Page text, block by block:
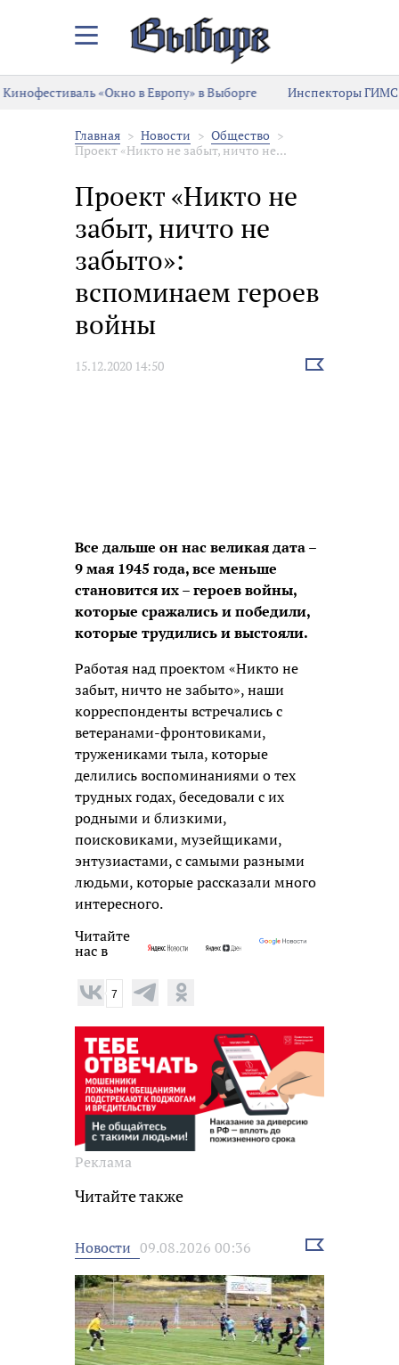
Закрыть/
меню
Кинофестиваль «Окно в Европу» в Выборге
Инспекторы ГИМС
Главная Новости
Общество
Проект «Никто не забыт, ничто не...
Проект «Никто не
забыт, ничто не
забыто»:
вспоминаем героев
войны
15.12.2020 14:50
Выбрать
Все дальше он нас великая дата –
9 мая 1945 года, все меньше
становится их – героев войны,
которые сражались и победили,
которые трудились и выстояли.
Работая над проектом «Никто не
забыт, ничто не забыто», наши
корреспонденты встречались с
ветеранами-фронтовиками,
тружениками тыла, которые
делились воспоминаниями о тех
трудных годах, беседовали с их
родными и близкими,
поисковиками, музейщиками,
энтузиастами, с самыми разными
людьми, которые рассказали много
интересного.
Читайте
нас в
7
Реклама
Читайте также
Новости 09.08.2026 00:36
Выбрать